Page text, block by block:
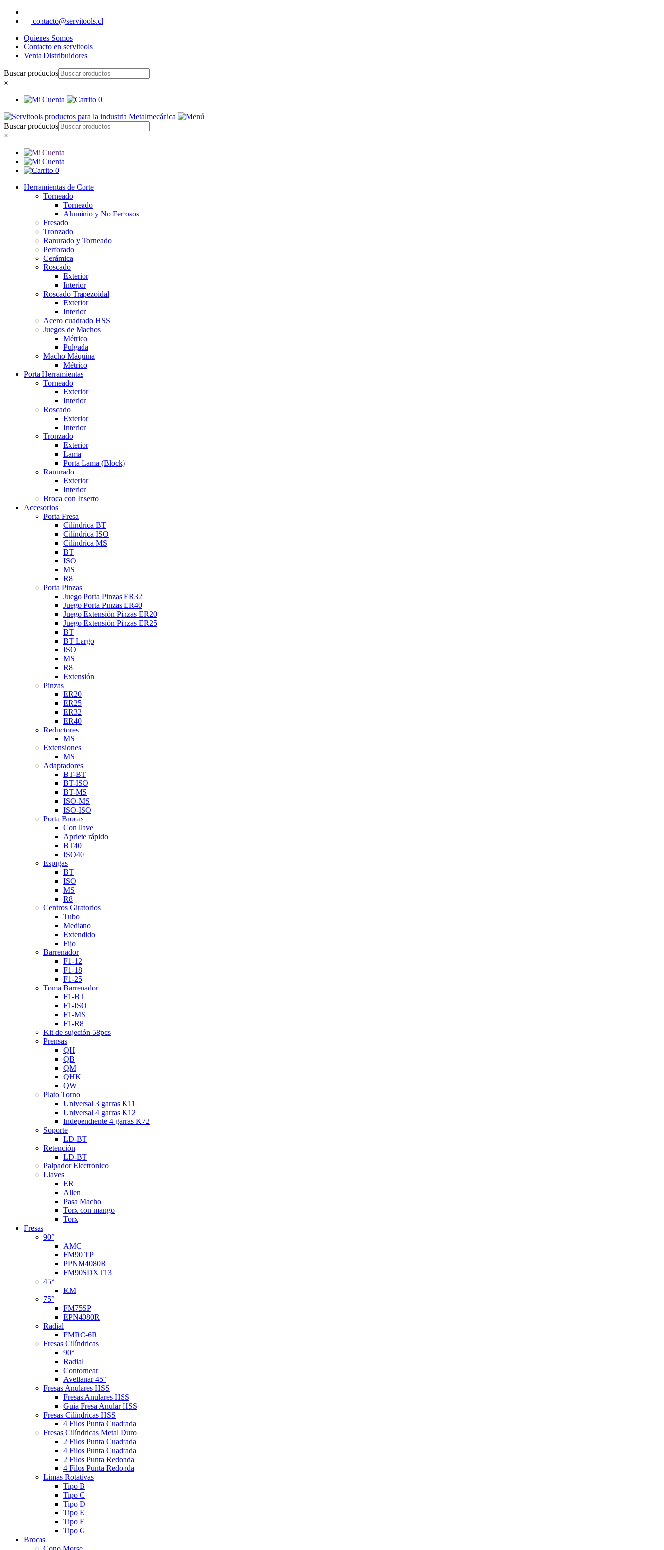
contacto@servitools.cl
Quienes Somos
Contacto en servitools
Venta Distribuidores
Buscar productos
×
0
Buscar productos
×
0
Herramientas de Corte
Torneado
Torneado
Aluminio y No Ferrosos
Fresado
Tronzado
Ranurado y Torneado
Perforado
Cerámica
Roscado
Exterior
Interior
Roscado Trapezoidal
Exterior
Interior
Acero cuadrado HSS
Juegos de Machos
Métrico
Pulgada
Macho Máquina
Métrico
Porta Herramientas
Torneado
Exterior
Interior
Roscado
Exterior
Interior
Tronzado
Exterior
Lama
Porta Lama (Block)
Ranurado
Exterior
Interior
Broca con Inserto
Accesorios
Porta Fresa
Cilíndrica BT
Cilíndrica ISO
Cilíndrica MS
BT
ISO
MS
R8
Porta Pinzas
Juego Porta Pinzas ER32
Juego Porta Pinzas ER40
Juego Extensión Pinzas ER20
Juego Extensión Pinzas ER25
BT
BT Largo
ISO
MS
R8
Extensión
Pinzas
ER20
ER25
ER32
ER40
Reductores
MS
Extensiones
MS
Adaptadores
BT-BT
BT-ISO
BT-MS
ISO-MS
ISO-ISO
Porta Brocas
Con llave
Apriete rápido
BT40
ISO40
Espigas
BT
ISO
MS
R8
Centros Giratorios
Tubo
Mediano
Extendido
Fijo
Barrenador
F1-12
F1-18
F1-25
Toma Barrenador
F1-BT
F1-ISO
F1-MS
F1-R8
Kit de sujeción 58pcs
Prensas
QH
QB
QM
QHK
QW
Plato Torno
Universal 3 garras K11
Universal 4 garras K12
Independiente 4 garras K72
Soporte
LD-BT
Retención
LD-BT
Palpador Electrónico
Llaves
ER
Allen
Pasa Macho
Torx con mango
Torx
Fresas
90°
AMC
FM90 TP
PPNM4080R
FM90SDXT13
45°
KM
75°
FM75SP
EPN4080R
Radial
FMRC-6R
Fresas Cilíndricas
90°
Radial
Contornear
Avellanar 45°
Fresas Anulares HSS
Fresas Anulares HSS
Guia Fresa Anular HSS
Fresas Cilíndricas HSS
4 Filos Punta Cuadrada
Fresas Cilíndricas Metal Duro
2 Filos Punta Cuadrada
4 Filos Punta Cuadrada
2 Filos Punta Redonda
4 Filos Punta Redonda
Limas Rotativas
Tipo B
Tipo C
Tipo D
Tipo E
Tipo F
Tipo G
Brocas
Cono Morse